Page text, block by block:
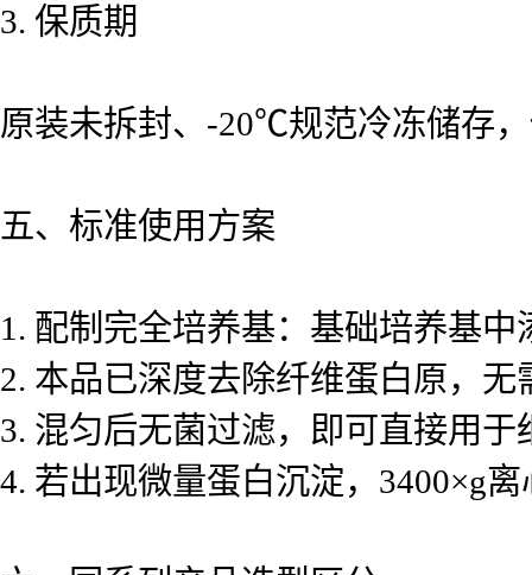
3. 保质期
原装未拆封、-20℃规范冷冻储存
五、标准使用方案
1. 配制完全培养基：基础培养基
2. 本品已深度去除纤维蛋白原，无
3. 混匀后无菌过滤，即可直接用于
4. 若出现微量蛋白沉淀，3400×g